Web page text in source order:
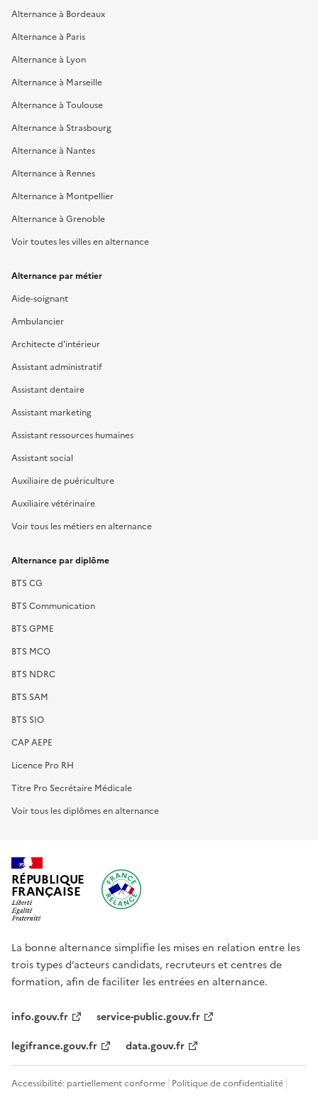
Alternance à Bordeaux
Alternance à Paris
Alternance à Lyon
Alternance à Marseille
Alternance à Toulouse
Alternance à Strasbourg
Alternance à Nantes
Alternance à Rennes
Alternance à Montpellier
Alternance à Grenoble
Voir toutes les villes en alternance
Alternance par métier
Aide-soignant
Ambulancier
Architecte d'intérieur
Assistant administratif
Assistant dentaire
Assistant marketing
Assistant ressources humaines
Assistant social
Auxiliaire de puériculture
Auxiliaire vétérinaire
Voir tous les métiers en alternance
Alternance par diplôme
BTS CG
BTS Communication
BTS GPME
BTS MCO
BTS NDRC
BTS SAM
BTS SIO
CAP AEPE
Licence Pro RH
Titre Pro Secrétaire Médicale
Voir tous les diplômes en alternance
RÉPUBLIQUE
FRANÇAISE
La bonne alternance simplifie les mises en relation entre les
trois types d’acteurs candidats, recruteurs et centres de
formation, afin de faciliter les entrées en alternance.
info.gouv.fr service-public.gouv.fr
legifrance.gouv.fr data.gouv.fr
Accessibilité: partiellement conforme Politique de confidentialité